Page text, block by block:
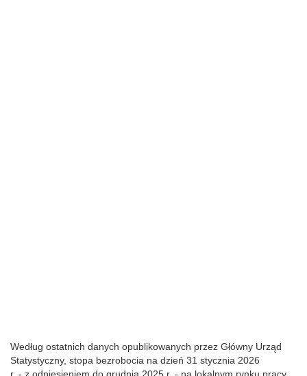
Według ostatnich danych opublikowanych przez Główny Urząd
Statystyczny, stopa bezrobocia na dzień 31 stycznia 2026
r. - z odniesieniem do grudnia 2025 r. - na lokalnym rynku pracy